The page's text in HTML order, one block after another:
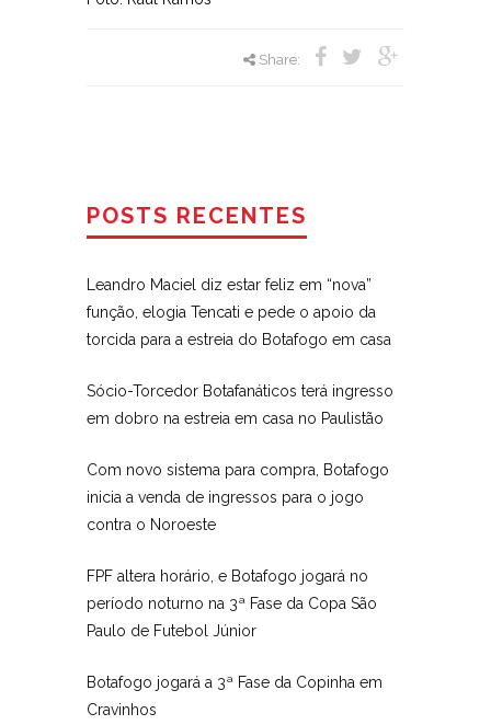
Share:
POSTS RECENTES
Leandro Maciel diz estar feliz em “nova”
função, elogia Tencati e pede o apoio da
torcida para a estreia do Botafogo em casa
Sócio-Torcedor Botafanáticos terá ingresso
em dobro na estreia em casa no Paulistão
Com novo sistema para compra, Botafogo
inicia a venda de ingressos para o jogo
contra o Noroeste
FPF altera horário, e Botafogo jogará no
período noturno na 3ª Fase da Copa São
Paulo de Futebol Júnior
Botafogo jogará a 3ª Fase da Copinha em
Cravinhos